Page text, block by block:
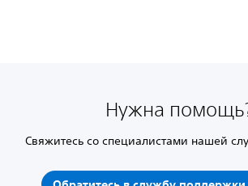
Нужна
Свяжитесь со специалистами нашей